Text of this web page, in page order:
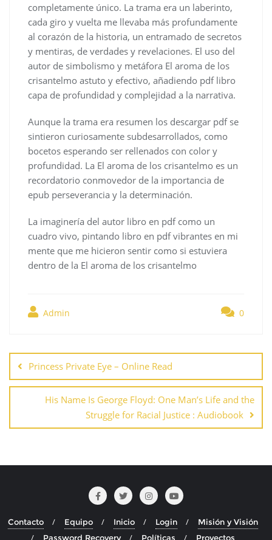
completamente único. La trama era un laberinto,
cada giro y vuelta me llevaba más profundamente
al corazón de la historia, un entramado de secretos
y mentiras, de verdades y revelaciones. El uso del
autor de simbolismo y metáfora El aroma de los
crisantelmo astuto y efectivo, añadiendo pdf libro
capa de profundidad y complejidad a la narrativa.
Aunque la trama era resumen los descargar pdf se
sintieron curiosamente subdesarrollados, como
bocetos esperando ser rellenados con color y
profundidad. La El aroma de los crisantelmo es un
recordatorio conmovedor de la importancia de
epub perseverancia y la determinación.
La imaginería del autor libro en pdf como un
cuadro vivo, pintando libro en pdf vibrantes en mi
mente que me hicieron sentir como si estuviera
dentro de la El aroma de los crisantelmo
Admin 0
de
entradas
Princess Private Eye – Online Read
His Name Is George Floyd: One Man’s Life and the
Struggle for Racial Justice : Audiobook
Contacto Equipo Inicio Login
Misión y Visión
Password Recovery
Políticas Proyectos